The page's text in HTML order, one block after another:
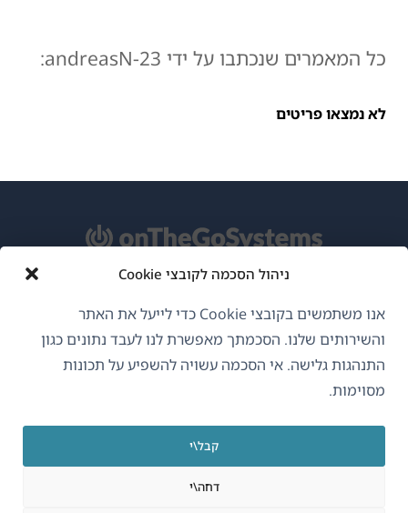
ניהול הסכמה לקובצי Cookie
אנו משתמשים בקובצי Cookie כדי לייעל את האתר
והשירותים שלנו. הסכמתך מאפשרת לנו לעבד נתונים כגון
התנהגות גלישה. אי הסכמה עשויה להשפיע על תכונות
מסוימות.
קבל\י
דחה\י
כל המאמרים שנכתבו על ידי andreasN-23:
לא נמצאו פריטים
עברית
GDPR ומדיניות פרטיות
הצטרף לצוות שלנו(נפתח
בחלון
חדש)
בחלון
חדש)
בחלון